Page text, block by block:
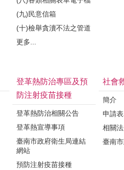
(九)民意信箱
(十)檢舉貪瀆不法之管道
更多...
登革熱防治專區及預
防注射疫苗接種
登革熱防治相關公告
登革熱宣導事項
臺南市政府衛生局連結
網站
預防注射疫苗接種
社會
簡介
申請
相關
臺南